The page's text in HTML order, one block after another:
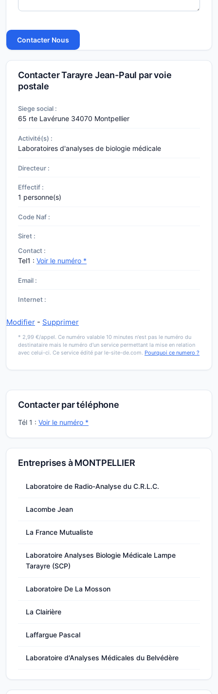
Contacter Tarayre Jean-Paul par voie
postale
Siege social :
65 rte Lavérune 34070 Montpellier
Activité(s) :
Laboratoires d'analyses de biologie médicale
Directeur :
Effectif :
1 personne(s)
Code Naf :
Siret :
Contact :
Tel1 : Voir le numéro *
Email :
Internet :
Modifier - Supprimer
* 2,99 €/appel. Ce numéro valable 10 minutes n'est pas le numéro du
destinataire mais le numéro d'un service permettant la mise en relation
avec celui-ci. Ce service édité par le-site-de.com. Pourquoi ce numero ?
Contacter par téléphone
Tél 1 : Voir le numéro *
Entreprises à MONTPELLIER
Laboratoire de Radio-Analyse du C.R.L.C.
Lacombe Jean
La France Mutualiste
Laboratoire Analyses Biologie Médicale Lampe
Tarayre (SCP)
Laboratoire De La Mosson
La Clairière
Laffargue Pascal
Laboratoire d'Analyses Médicales du Belvédère